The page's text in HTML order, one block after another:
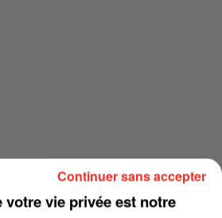
votre vie privée est notre
Continuer sans accepter